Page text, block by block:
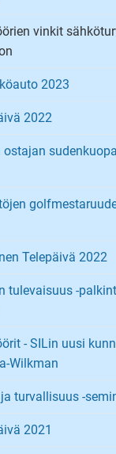
vinkit
2023
2022
Telepäivä 2022
tulevaisuus -
- SILin uusi
Wilkman
turvallisuus -
2021